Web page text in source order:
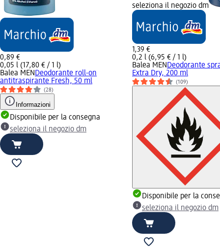
0,89 €
0,05 l (17,80 € / 1 l)
Balea MEN Deodorante roll-on
antitraspirante Fresh, 50 ml
(28)
Informazioni
Disponibile per la consegna
seleziona il negozio dm
seleziona il negozio dm
1,39 €
0,2 l (6,95 € / 1 l)
Balea MEN Deodorante
Extra Dry, 200 ml
(109)
Disponibile per la
seleziona il negozio dm